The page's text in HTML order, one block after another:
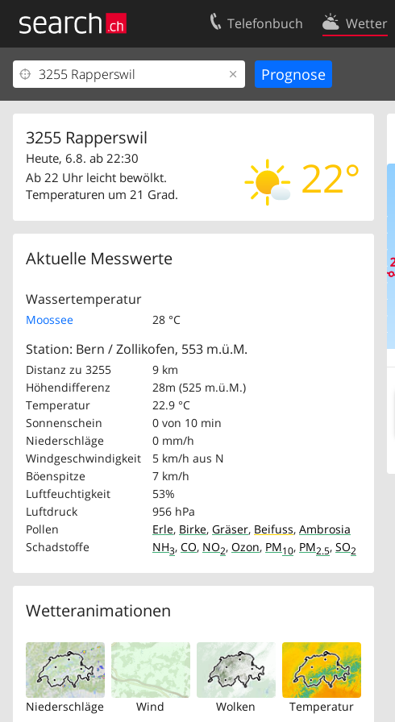
Telefonbuch Wetter
3255 Rapperswil
22°
Heute, 6.8. ab 22:30
Ab 22 Uhr leicht bewölkt.
Temperaturen um 21 Grad.
Aktuelle Messwerte
Wassertemperatur
Moossee 28 °C
Station: Bern / Zollikofen, 553 m.ü.M.
Distanz zu 3255
9 km
Höhendifferenz
28m (525 m.ü.M.)
Temperatur
22.9 °C
Sonnenschein
0 von 10 min
Niederschläge
0 mm/h
Windgeschwindigkeit
5 km/h aus N
Böenspitze
7 km/h
Luftfeuchtigkeit
53%
Luftdruck
956 hPa
Pollen
Erle, Birke, Gräser, Beifuss, Ambrosia
Schadstoffe
NH3, CO, NO2, Ozon, PM10, PM2.5, SO2
Wetteranimationen
Niederschläge Wind Wolken Temperatur
Ihr Eintrag
Kundencenter Geschäftskunden
Kontakt